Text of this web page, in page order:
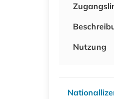
Nutzung